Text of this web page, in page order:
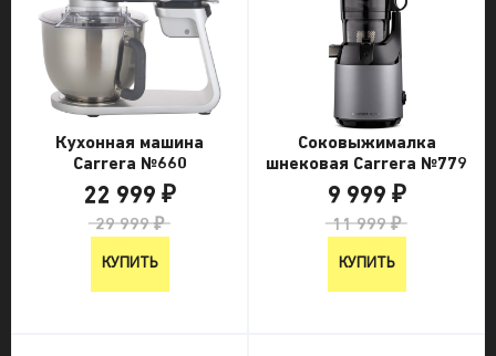
Кухонная машина
Carrera №660
22 999 ₽
29 999 ₽
КУПИТЬ
Соковыжималка
шнековая Carrera №779
9 999 ₽
11 999 ₽
КУПИТЬ